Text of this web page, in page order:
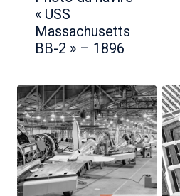
« USS
Massachusetts
BB-2 » – 1896